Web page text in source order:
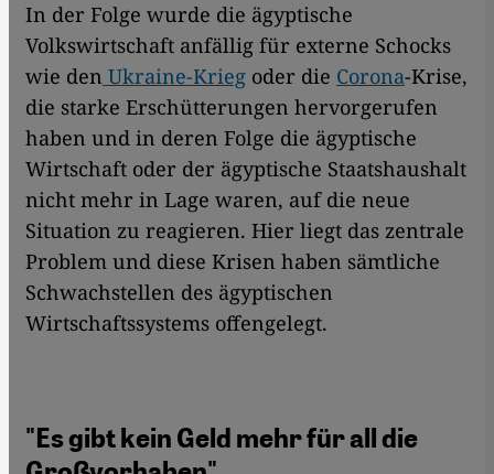
In der Folge wurde die ägyptische
Volkswirtschaft anfällig für externe Schocks
wie den Ukraine-Krieg oder die Corona-Krise,
die starke Erschütterungen hervorgerufen
haben und in deren Folge die ägyptische
Wirtschaft oder der ägyptische Staatshaushalt
nicht mehr in Lage waren, auf die neue
Situation zu reagieren. Hier liegt das zentrale
Problem und diese Krisen haben sämtliche
Schwachstellen des ägyptischen
Wirtschaftssystems offengelegt.
"Es gibt kein Geld mehr für all die